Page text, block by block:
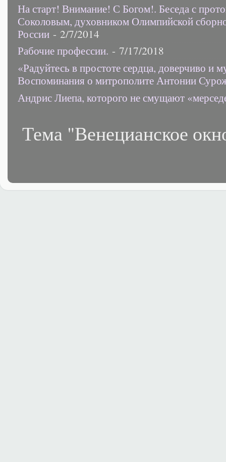
На старт! Внимание! С Богом!. Беседа с
Соколовым, духовником Олимпийской
России - 2/7/2014
Рабочие профессии. - 7/17/2018
«Радуйтесь в простоте сердца, доверчиво и
Воспоминания о митрополите Антонии
Андрис Лиепа, которого не смущают
Тема "Венецианское